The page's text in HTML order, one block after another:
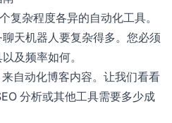
复杂程度各异的自动化工具。
天机器人要复杂得多。您必须
及频率如何。
自动化博客内容。让我们看看
分析或其他工具需要多少成